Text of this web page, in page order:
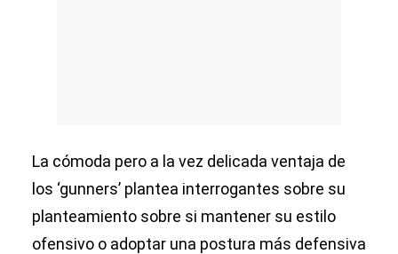
La cómoda pero a la vez delicada ventaja de
los ‘gunners’ plantea interrogantes sobre su
planteamiento sobre si mantener su estilo
ofensivo o adoptar una postura más defensiva